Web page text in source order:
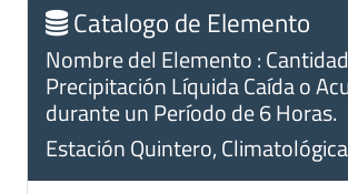
Catalogo de Elemento
Nombre del Elemento :
Precipitación Líquida Caída o
durante un Período de 6 Horas.
Estación Quintero,